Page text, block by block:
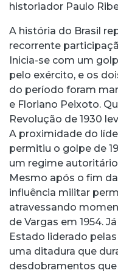
historiador Paulo
A história do Brasil
recorrente
Inicia-se com um
pelo exército, e os
do período foram
e Floriano Peixoto.
Revolução de 1930
A proximidade do
permitiu o golpe de
um regime
Mesmo após o fim
influência militar
atravessando
de Vargas em 1954.
Estado liderado
uma ditadura que
desdobramentos